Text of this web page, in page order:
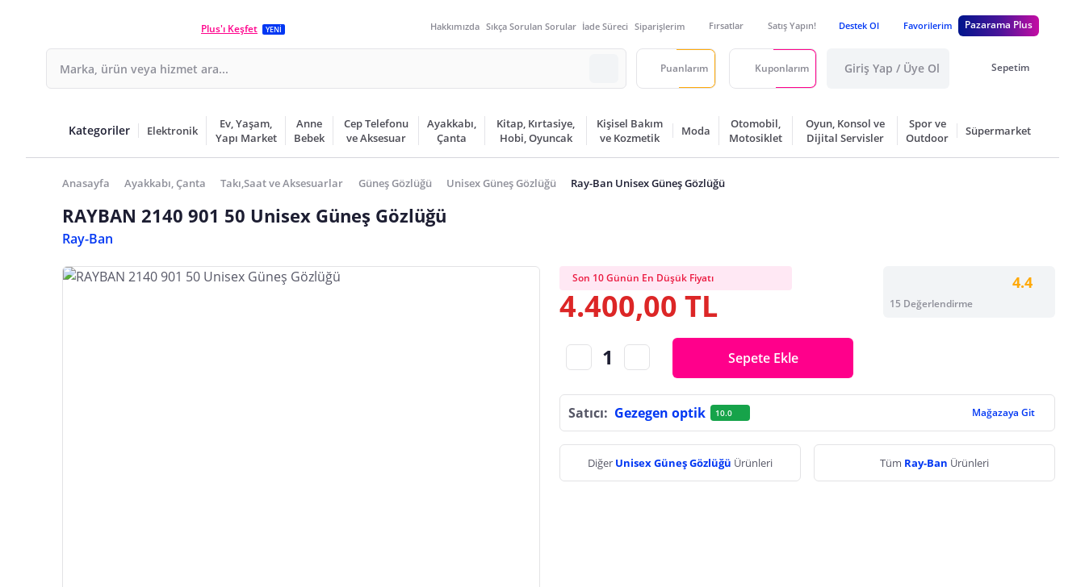
Plus'ı Keşfet YENİ Hakkımızda Sıkça Sorulan Sorular İade Süreci Siparişlerim Fırsatlar Satış Yapın! Destek Ol Favorilerim Pazarama Plus
Puanlarım Kuponlarım Giriş Yap / Üye Ol Sepetim
Kategoriler Elektronik
Ev, Yaşam,
Yapı Market
Anne
Bebek
Cep Telefonu
ve Aksesuar
Ayakkabı,
Çanta
Kitap, Kırtasiye,
Hobi, Oyuncak
Kişisel Bakım
ve Kozmetik
Moda
Otomobil,
Motosiklet
Oyun, Konsol ve
Dijital Servisler
Spor ve
Outdoor
Süpermarket
Anasayfa Ayakkabı, Çanta Takı,Saat ve Aksesuarlar Güneş Gözlüğü Unisex Güneş Gözlüğü Ray-Ban Unisex Güneş Gözlüğü
RAYBAN 2140 901 50 Unisex Güneş Gözlüğü
Ray-Ban
Son 10 Günün En Düşük Fiyatı
4.400,00 TL
4.4
15 Değerlendirme
Sepete Ekle
Satıcı: Gezegen optik 10.0 Mağazaya Git
Diğer Unisex Güneş Gözlüğü Ürünleri Tüm Ray-Ban Ürünleri